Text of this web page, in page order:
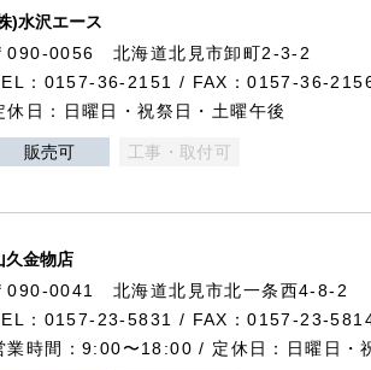
)水沢エース
090-0056 北海道北見市卸町2-3-2
：0157-36-2151 / FAX：0157-36-
休日：日曜日・祝祭日・土曜午後
販売可 工事・取付可
久金物店
090-0041 北海道北見市北一条西4-8-2
：0157-23-5831 / FAX：0157-23-
業時間：9:00〜18:00 / 定休日：日曜日・